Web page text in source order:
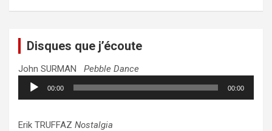
Disques que j’écoute
John SURMAN Pebble Dance
Lecteur
audio
00:00 00:00
Erik TRUFFAZ Nostalgia